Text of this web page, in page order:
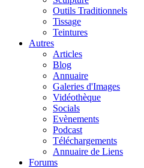
Outils Traditionnels
Tissage
Teintures
Autres
Articles
Blog
Annuaire
Galeries d'Images
Vidéothèque
Socials
Evènements
Podcast
Téléchargements
Annuaire de Liens
Forums